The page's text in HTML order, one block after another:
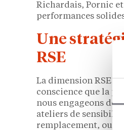
Richardais, Pornic
performances
Une
RSE
La dimension RSE
conscience que la
nous engageons
ateliers de
remplacement, ou